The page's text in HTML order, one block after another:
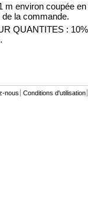
m environ coupée
de la commande.
QUANTITES :
nous Conditions d'utilisation